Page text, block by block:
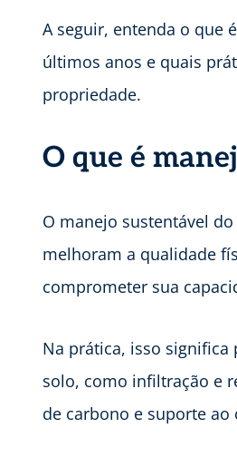
A seguir, entenda o que
últimos anos e quais
propriedade.
O que é
O manejo sustentável
melhoram a qualidade
comprometer sua
Na prática, isso
solo, como infiltração e
de carbono e suporte